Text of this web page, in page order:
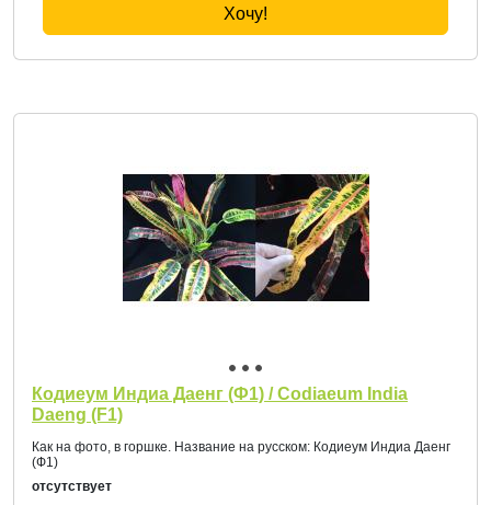
Хочу!
Кодиеум Индиа Даенг (Ф1) / Codiaeum India
Daeng (F1)
Как на фото, в горшке. Название на русском: Кодиеум Индиа Даенг
(Ф1)
отсутствует